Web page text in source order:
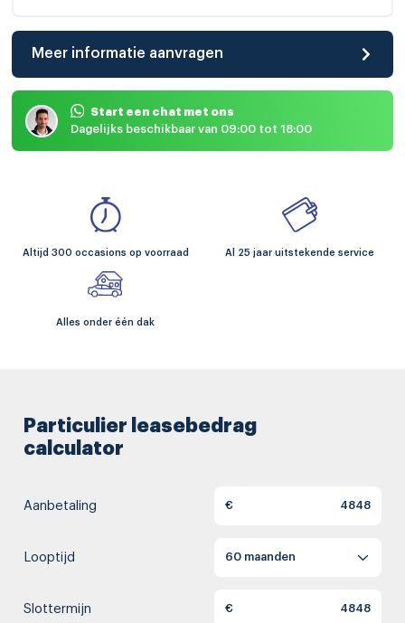
Meer informatie aanvragen
Start een chat met ons
Dagelijks beschikbaar van 09:00 tot 18:00
Altijd 300 occasions op voorraad Al 25 jaar uitstekende service
Alles onder één dak
Particulier leasebedrag
calculator
Aanbetaling €
Looptijd
Slottermijn €